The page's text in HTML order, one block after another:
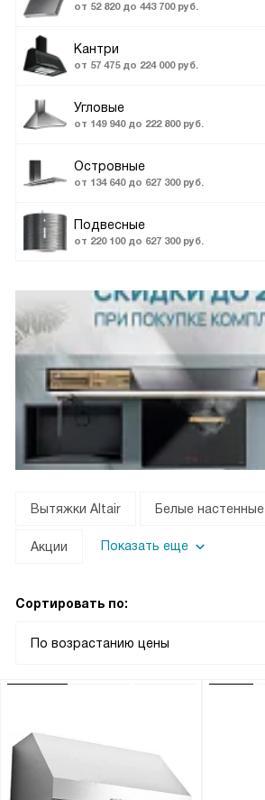
от 52 820 до 443 700 руб.
Кантри
от 57 475 до 224 000 руб.
Угловые
от 149 940 до 222 800 руб.
Островные
от 134 640 до 627 300 руб.
Подвесные
от 220 100 до 627 300 руб.
Вытяжки Altair Белые настенные
Акции Показать еще
Сортировать по:
По возрастанию цены